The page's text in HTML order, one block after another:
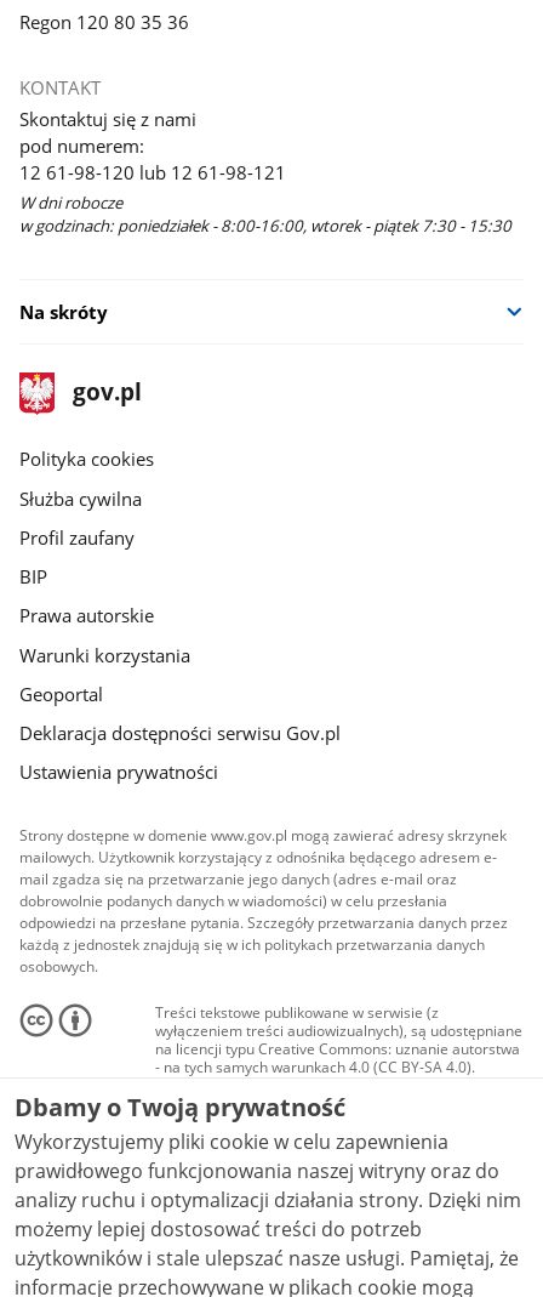
Regon 120 80 35 36
KONTAKT
Skontaktuj się z nami
pod numerem:
12 61-98-120 lub 12 61-98-121
W dni robocze
w godzinach: poniedziałek - 8:00-16:00, wtorek - piątek 7:30 - 15:30
Na skróty
stopka
gov.pl
Strona
gov.pl
gov.pl
Polityka cookies
Służba cywilna
Profil zaufany
BIP
Prawa autorskie
Warunki korzystania
Geoportal
Deklaracja dostępności serwisu Gov.pl
Ustawienia prywatności
Strony dostępne w domenie www.gov.pl mogą zawierać adresy skrzynek
mailowych. Użytkownik korzystający z odnośnika będącego adresem e-
mail zgadza się na przetwarzanie jego danych (adres e-mail oraz
dobrowolnie podanych danych w wiadomości) w celu przesłania
odpowiedzi na przesłane pytania. Szczegóły przetwarzania danych przez
każdą z jednostek znajdują się w ich politykach przetwarzania danych
osobowych.
Treści tekstowe publikowane w serwisie (z
wyłączeniem treści audiowizualnych), są udostępniane
na licencji typu Creative Commons: uznanie autorstwa
- na tych samych warunkach 4.0 (CC BY-SA 4.0).
Materiały audiowizualne, w tym zdjęcia, materiały
audio i wideo, są udostępniane na licencji typu
Creative Commons: uznanie autorstwa użycie
niekomercyjne - bez utworów zależnych 4.0 (CC BY-
NC-ND 4.0), o ile nie jest to stwierdzone inaczej.
Dbamy o Twoją prywatność
Wykorzystujemy pliki cookie w celu zapewnienia
prawidłowego funkcjonowania naszej witryny oraz do
analizy ruchu i optymalizacji działania strony. Dzięki nim
możemy lepiej dostosować treści do potrzeb
użytkowników i stale ulepszać nasze usługi. Pamiętaj, że
informacje przechowywane w plikach cookie mogą